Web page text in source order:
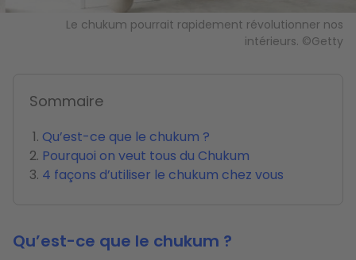
Le chukum pourrait rapidement révolutionner nos
intérieurs. ©Getty
Sommaire
Qu’est-ce que le chukum ?
Pourquoi on veut tous du Chukum
4 façons d’utiliser le chukum chez vous
Qu’est-ce que le chukum ?